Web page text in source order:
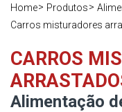
Home Produtos
Carros misturadores
CARROS
Alimentação